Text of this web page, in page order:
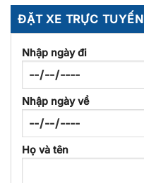
ĐẶT XE TRỰC TUYẾN
Nhập ngày đi
Nhập ngày về
Họ và tên